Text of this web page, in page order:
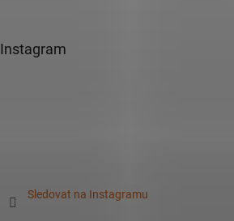
Instagram
Sledovat na Instagramu